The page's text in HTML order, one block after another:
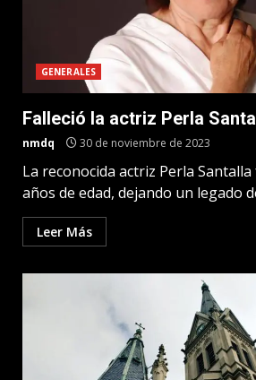
GENERALES
Falleció la actriz Perla
nmdq 30 de noviembre de 2023
La reconocida actriz Perla
años de edad, dejando un legado
Leer Más